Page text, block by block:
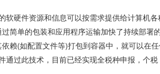
硬件资源和信息可以按需求提供给计算机
简单的包装和应用程序运输加快了持续部署
赖(如配置文件等)打包到容器中，就可以在
过此技术，目前已经实现全税种申报，个